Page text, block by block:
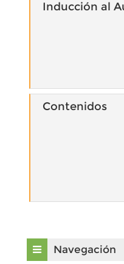
Inducción al
Contenidos
Bloques
Navegación